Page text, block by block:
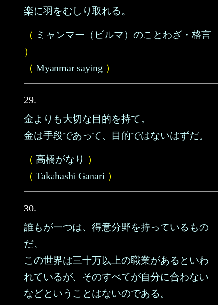
楽に羽をむしり取れる。
（ ミャンマー（ビルマ）のことわざ・格言
）
（ Myanmar saying ）
29.
金よりも大切な目的を持て。
金は手段であって、目的ではないはずだ。
（ 高橋がなり ）
（ Takahashi Ganari ）
30.
誰もが一つは、得意分野を持っているもの
だ。
この世界は三十万以上の職業があるといわ
れているが、そのすべてが自分に合わない
などということはないのである。